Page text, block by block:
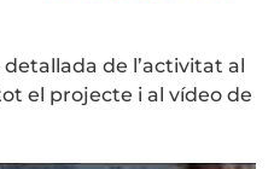
de l’activitat al
el projecte i al vídeo de